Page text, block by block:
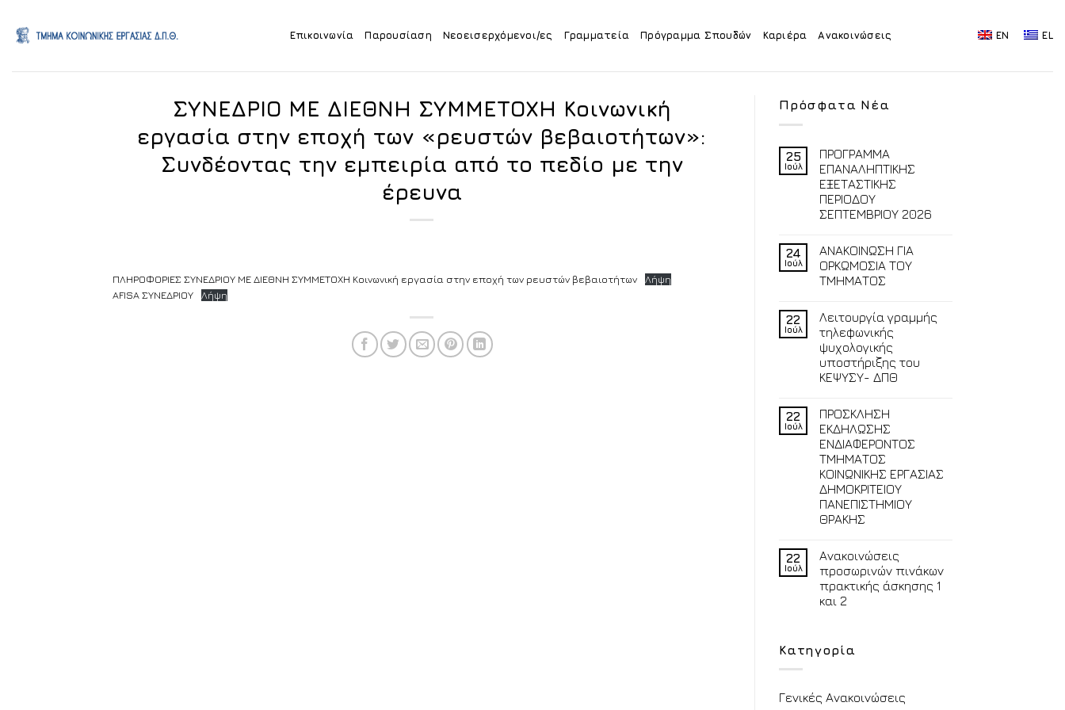
content
Επικοινωνία Παρουσίαση Νεοεισερχόμενοι/ες Γραμματεία Πρόγραμμα Σπουδών Καριέρα Ανακοινώσεις EN EL
ΣΥΝΕΔΡΙΟ ΜΕ ΔΙΕΘΝΗ ΣΥΜΜΕΤΟΧΗ Κοινωνική
εργασία στην εποχή των «ρευστών βεβαιοτήτων»:
Συνδέοντας την εμπειρία από το πεδίο με την
έρευνα
ΠΛΗΡΟΦΟΡΙΕΣ ΣΥΝΕΔΡΙΟΥ ΜΕ ΔΙΕΘΝΗ ΣΥΜΜΕΤΟΧΗ Κοινωνική εργασία στην εποχή των ρευστών βεβαιοτήτων
Λήψη
AFISA ΣΥΝΕΔΡΙΟΥ
Λήψη
Πρόσφατα Νέα
25
Ιούλ
ΠΡΟΓΡΑΜΜΑ
ΕΠΑΝΑΛΗΠΤΙΚΗΣ
ΕΞΕΤΑΣΤΙΚΗΣ
ΠΕΡΙΟΔΟΥ
ΣΕΠΤΕΜΒΡΙΟΥ 2026
24
Ιούλ
ΑΝΑΚΟΙΝΩΣΗ ΓΙΑ
ΟΡΚΩΜΟΣΙΑ ΤΟΥ
ΤΜΗΜΑΤΟΣ
22
Ιούλ
Λειτουργία γραμμής
τηλεφωνικής
ψυχολογικής
υποστήριξης του
ΚΕΨΥΣΥ- ΔΠΘ
22
Ιούλ
ΠΡΟΣΚΛΗΣΗ
ΕΚΔΗΛΩΣΗΣ
ΕΝΔΙΑΦΕΡΟΝΤΟΣ
ΤΜΗΜΑΤΟΣ
ΚΟΙΝΩΝΙΚΗΣ ΕΡΓΑΣΙΑΣ
ΔΗΜΟΚΡΙΤΕΙΟΥ
ΠΑΝΕΠΙΣΤΗΜΙΟΥ
ΘΡΑΚΗΣ
22
Ιούλ
Ανακοινώσεις
προσωρινών πινάκων
πρακτικής άσκησης 1
και 2
Κατηγορία
Γενικές Ανακοινώσεις